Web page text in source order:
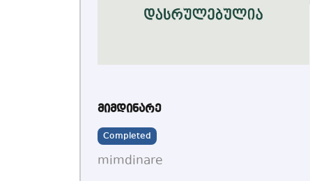
მიმდინარე
Completed
mimdinare